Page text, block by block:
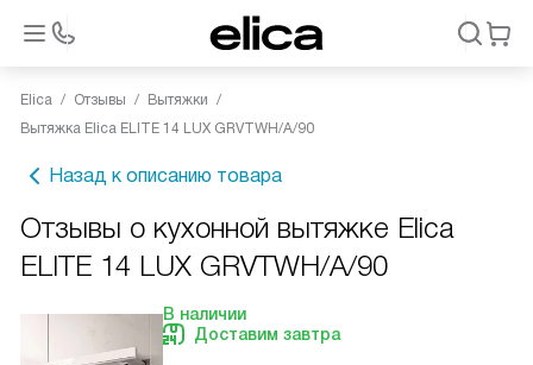
Elica Отзывы
Вытяжки
Вытяжка Elica ELITE 14 LUX GRVTWH/A/90
Назад к описанию товара
Отзывы о кухонной вытяжке Elica
ELITE 14 LUX GRVTWH/A/90
В наличии
Доставим завтра